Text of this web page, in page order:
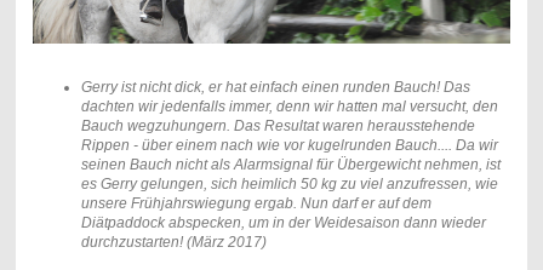
Gerry ist nicht dick, er hat einfach einen runden Bauch! Das
dachten wir jedenfalls immer, denn wir hatten mal versucht, den
Bauch wegzuhungern. Das Resultat waren herausstehende
Rippen - über einem nach wie vor kugelrunden Bauch.... Da wir
seinen Bauch nicht als Alarmsignal für Übergewicht nehmen, ist
es Gerry gelungen, sich heimlich 50 kg zu viel anzufressen, wie
unsere Frühjahrswiegung ergab. Nun darf er auf dem
Diätpaddock abspecken, um in der Weidesaison dann wieder
durchzustarten! (März 2017)